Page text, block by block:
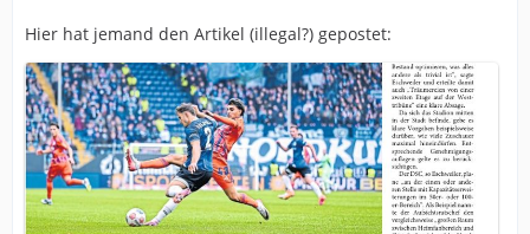
Hier hat jemand den Artikel (illegal?) gepostet: